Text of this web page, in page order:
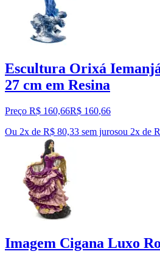
Escultura Orixá
27 cm em Resina
Preço R$ 160,66R$ 160,66
Ou 2x de R$ 80,33 sem jurosou 2x de
Imagem Cigana Luxo